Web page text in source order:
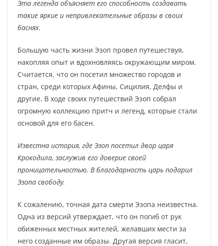
Эта легенда объясняет его способность создавать
такие яркие и непривлекательные образы в своих
баснях.
Большую часть жизни Эзоп провел путешествуя,
накопляя опыт и вдохновляясь окружающим миром.
Считается, что он посетил множество городов и
стран, среди которых Афины, Сицилия, Делфы и
другие. В ходе своих путешествий Эзоп собрал
огромную коллекцию притч и легенд, которые стали
основой для его басен.
Известна история, где Эзоп посетил двор царя
Крокодила, заслужив его доверие своей
проницательностью. В благодарность царь подарил
Эзопа свободу.
К сожалению, точная дата смерти Эзопа неизвестна.
Одна из версий утверждает, что он погиб от рук
обиженных местных жителей, желавших мести за
него созданные им образы. Другая версия гласит,